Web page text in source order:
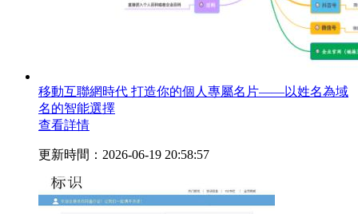
移動互聯網時代 打造你的個人專屬名片——以姓名為域
名的智能選擇
查看詳情
更新時間：2026-06-19 20:58:57